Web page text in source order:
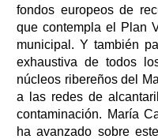
fondos europeos de
que contempla el Plan
municipal. Y también
exhaustiva de todos
núcleos ribereños del
a las redes de
contaminación. María
ha avanzado sobre